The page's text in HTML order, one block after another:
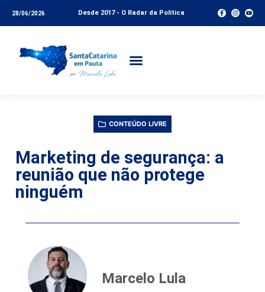
28/06/2026 Desde 2017 - O Radar da Política
CONTEÚDO LIVRE
Marketing de segurança: a
reunião que não protege
ninguém
Marcelo Lula